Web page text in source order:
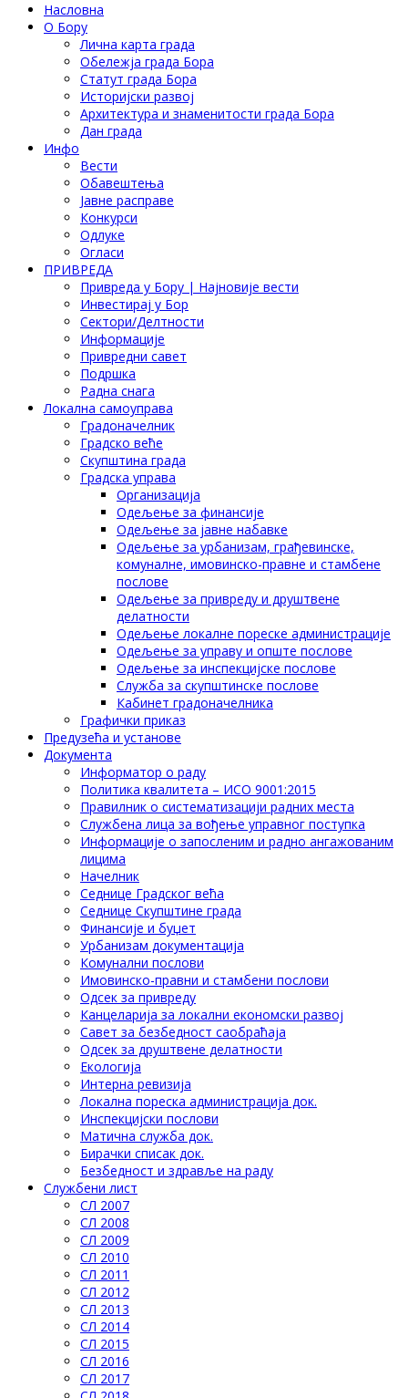
Насловна
О Бору
Лична карта града
Обележја града Бора
Статут града Бора
Историјски развој
Архитектура и знаменитости града Бора
Дан града
Инфо
Вести
Обавештења
Јавне расправе
Конкурси
Одлуке
Огласи
ПРИВРЕДА
Привреда у Бору | Најновије вести
Инвестирај у Бор
Сектори/Делтности
Информације
Привредни савет
Подршка
Радна снага
Локална самоуправа
Градоначелник
Градско веће
Скупштина града
Градска управа
Организација
Одељење за финансије
Одељење за јавне набавке
Одељење за урбанизам, грађевинске,
комуналне, имовинско-правне и стамбене
послове
Одељење за привреду и друштвене
делатности
Одељење локалне пореске администрације
Одељење за управу и опште послове
Одељење за инспекцијске послове
Служба за скупштинске послове
Кабинет градоначелника
Графички приказ
Предузећа и установе
Документа
Информатор о раду
Политика квалитета – ИСО 9001:2015
Правилник о систематизацији радних места
Службена лица за вођење управног поступка
Информације о запосленим и радно ангажованим
лицима
Начелник
Седнице Градског већа
Седнице Скупштине града
Финансије и буџет
Урбанизам документација
Комунални послови
Имовинско-правни и стамбени послови
Одсек за привреду
Канцеларија за локални економски развој
Савет за безбедност саобраћаја
Одсек за друштвене делатности
Eкологија
Интерна ревизија
Локална пореска администрација док.
Инспекцијски послови
Матична служба док.
Бирачки списак док.
Безбедност и здравље на раду
Службени лист
СЛ 2007
СЛ 2008
СЛ 2009
СЛ 2010
СЛ 2011
СЛ 2012
СЛ 2013
СЛ 2014
СЛ 2015
СЛ 2016
СЛ 2017